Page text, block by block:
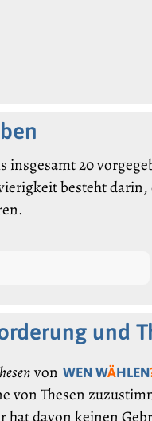
20
besteht
und
von WEN WÄHLEN
Thesen
davon keinen